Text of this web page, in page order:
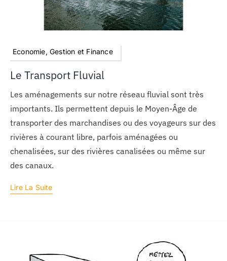
STUDORIA
Economie, Gestion et Finance
Le Transport Fluvial
Les aménagements sur notre réseau fluvial sont très
importants. Ils permettent depuis le Moyen-Âge de
transporter des marchandises ou des voyageurs sur des
rivières à courant libre, parfois aménagées ou
chenalisées, sur des rivières canalisées ou même sur
des canaux.
Lire La Suite